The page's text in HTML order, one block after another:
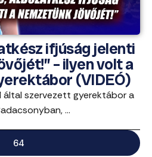
ifjúság jelenti
– ilyen volt a
(VIDEÓ)
által szervezett gyerektábor a
...
64